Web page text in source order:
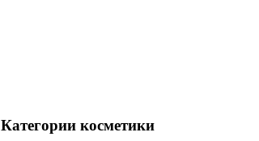
Категории косметики